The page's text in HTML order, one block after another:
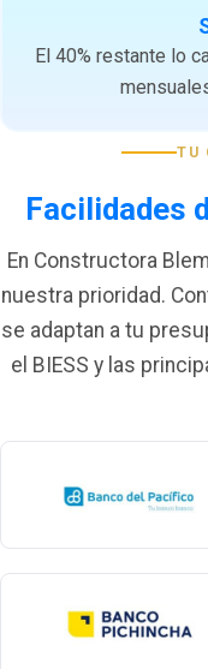
El 40% restante lo
TU
Facilidades
En Constructora
nuestra prioridad.
se adaptan a tu
el BIESS y las